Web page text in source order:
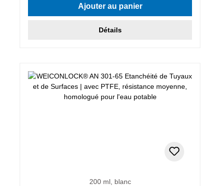
Ajouter au panier
Détails
200 ml, blanc